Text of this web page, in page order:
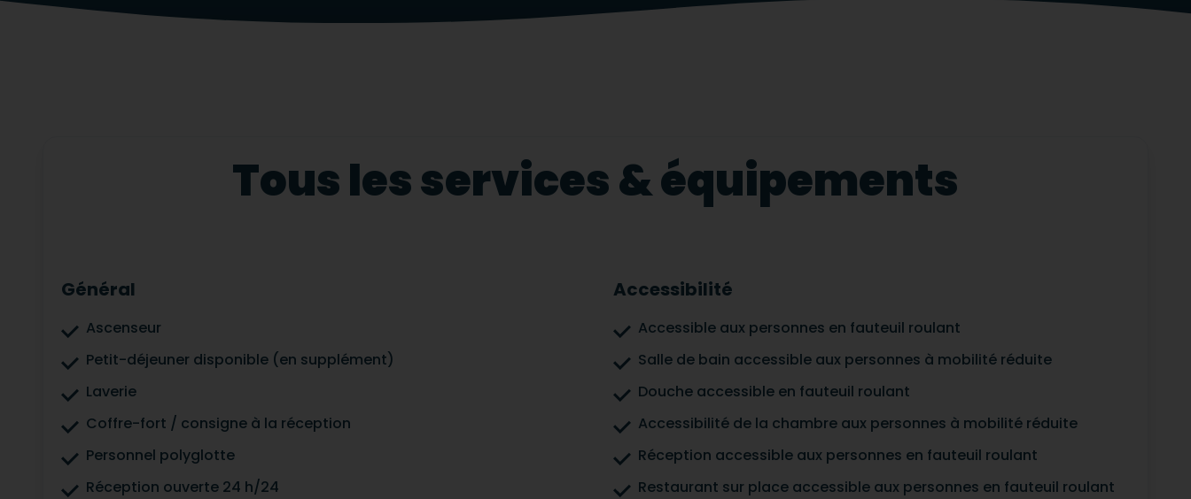
Tous les services & équipements
Général
Ascenseur
Petit-déjeuner disponible (en supplément)
Laverie
Coffre-fort / consigne à la réception
Personnel polyglotte
Réception ouverte 24 h/24
Accessibilité
Accessible aux personnes en fauteuil roulant
Salle de bain accessible aux personnes à mobilité réduite
Douche accessible en fauteuil roulant
Accessibilité de la chambre aux personnes à mobilité réduite
Réception accessible aux personnes en fauteuil roulant
Restaurant sur place accessible aux personnes en fauteuil roulant